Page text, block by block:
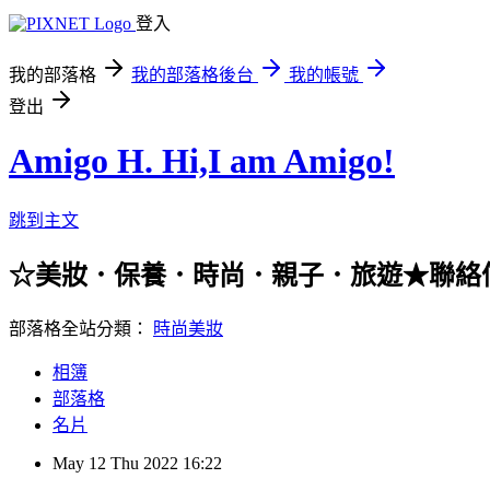
登入
我的部落格 我的部落格後台
我的帳號
登出
Amigo H. Hi,I am Amigo!
跳到主文
☆美妝．保養．時尚．親子．旅遊★聯絡
部落格全站分類： 時尚美妝
相簿
部落格
名片
May 12 Thu 2022 16:22